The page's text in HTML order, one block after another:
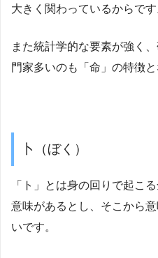
大きく関わっているからです
また統計学的な要素が強く
門家多いのも「命」の特徴と
卜（ぼく）
「ト」とは身の回りで起こ
意味があるとし、そこから
いです。